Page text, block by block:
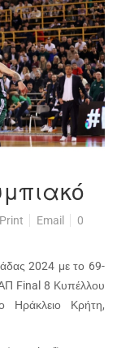
Print Email
0
2024 με το 69-
Final 8 Κυπέλλου
Κρήτη,